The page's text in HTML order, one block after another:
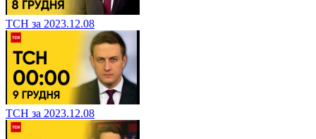
ТСН за 2023.12.08
ТСН за 2023.12.08